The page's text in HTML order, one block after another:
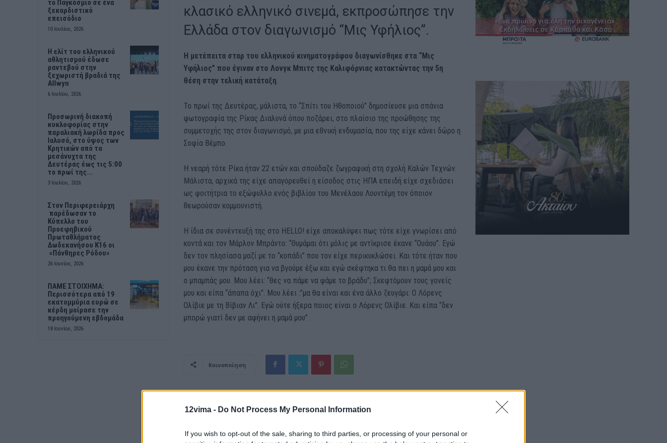
12vima - Do Not Process My Personal Information
If you wish to opt-out of the sale, sharing to third parties, or processing of your personal or
το Παγκόσμιο σε ένα
ξεκαρδιστικό
επεισόδιο
10 Ιουλίου, 2026
Η ελίτ του ελληνικού
αθλητισμού έδωσε
ραντεβού στην
ξεχωριστή βραδιά της
Allwyn
6 Ιουλίου, 2026
Προσωρινή διακοπή
κυκλοφορίας στην
παραλιακή λωρίδα προς
Ιαλυσό, στο ύψος των
Κρητικών από τα
μεσάνυχτα της
Δευτέρας έως τις 5:00
το πρωί της...
3 Ιουλίου, 2026
Στον Περιφερειάρχη
παρέδωσαν το
Κύπελλο του
Προεφηβικού
Πρωταθλήματος
Δωδεκανήσου Κ16 οι
«Πάνθηρες Ρόδου»
26 Ιουνίου, 2026
ΠΑΜΕ ΣΤΟΙΧΗΜΑ:
Περισσότερα από 19
εκατομμύρια ευρώ σε
κέρδη μοίρασε την
προηγούμενη εβδομάδα
18 Ιουνίου, 2026
κλασικό ελληνικό σινεμά, εκπροσώπησε την
Ελλάδα στον διαγωνισμό “Μις Υφήλιος”.
Η μετέπειτα σταρ του ελληνικού κινηματογράφου διαγωνίσθηκε στα “Μις
Υφήλιος” που έγιναν στο Λονγκ Μπιτς της Καλιφόρνιας κατακτώντας την 5η
θέση στην τελική κατάταξη
Το πρωί της Δευτέρας, μάλιστα, το “Σπίτι του Ηθοποιού” δημοσίευσε μια σπάνια
φωτογραφία της Ρίκας Διαλυνά όπου ποζάρει, στο πλαίσιο της προώθησης της
συμμετοχής της στον διαγωνισμό, με μια εθνική ενδυμασία, που της είχε κάνει δώρο η
Σοφία Βέμπο.
Η νεαρή τότε Ρίκα ήταν 22 ετών και σπούδαζε ζωγραφική στη σχολή Καλών Τεχνών.
Μάλιστα, αρχικά της είχε απαγορευθεί η είσοδος στις ΗΠΑ επειδή είχε σχεδιάσει
ως φοιτήτρια το εξώφυλλο ενός βιβλίου του Μενέλαου Λουντέμη τον όποιον
θεωρούσαν κομμουνιστή.
Η ίδια σε συνέντευξή της στο HELLO! είχε αποκαλύψει πως τότε είχε γνωρίσει από
κοντά και τον Μάρλον Μπράντο: “Θυμάμαι ότι μόλις με αντίκρισε έκανε “Ουάου”. Εγώ
δεν τον πλησίασα μαζί με το “κοπάδι” που τον είχε περικυκλώσει. Και τότε ήταν που
μου έκανε την πρόταση για να βγούμε έξω και εγώ σκέφτηκα τι θα πει η μαμά μου και
ο μπαμπάς μου. Μου λέει: “θες να πάμε να φάμε το βράδυ”; Σκεφτόμουν τους γονείς
μου και είπα “άπαπα όχι”. Μου λέει :”μα θα είναι και ένα άλλο ζευγάρι: Ο Λόρενς
Ολίβιε με τη Βίβιαν Λι”. Εγώ ούτε ήξερα ποιος είναι ο Λόρενς Ολίβιε. Και είπα “δεν
μπορώ γιατί δεν με αφήνει η μαμά μου” .
Κοινοποίηση
Ταμπού: Η υπόθεση και οι ηθοποιοί
Νέα φωτιά τώρα – Διπλό πύρινο
πυροσβέστης